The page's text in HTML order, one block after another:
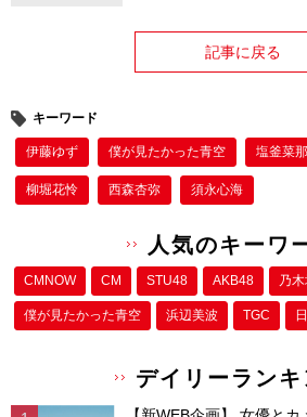
記事に戻る
キーワード
伊藤ゆず 僕が⾒たかった⻘空 塩釜菜那
柳堀花怜 西森杏弥 須永心海
人気のキーワ
CMNOW CM STU48 AKB48 乃
僕が⾒たかった⻘空 浜辺美波 TGC
デイリーラン